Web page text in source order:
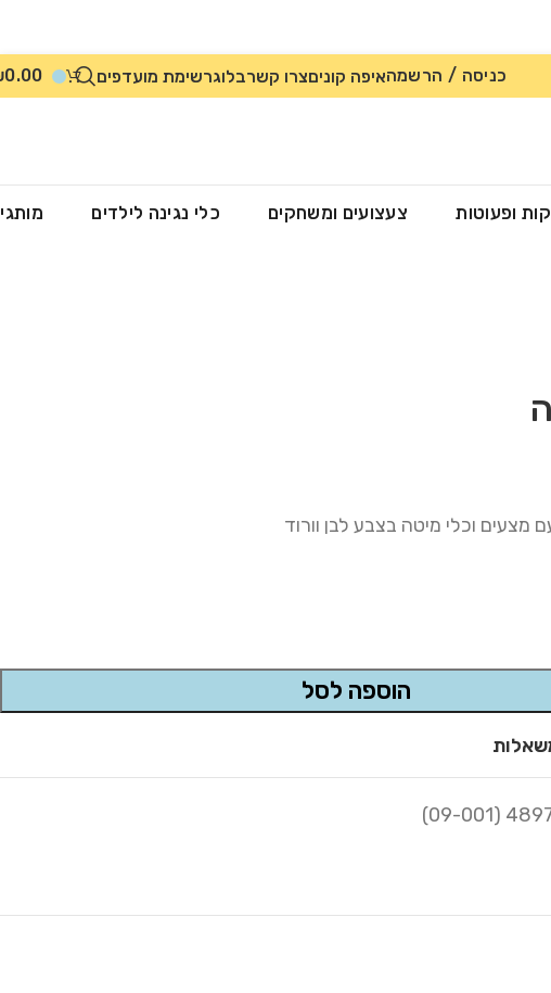
כניסה / הרשמהאיפה קוניםצרו קשרבלוגרשימת מועדפים 0.00
ופעוטות צעצועים ומשחקים כלי נגינה לילדים
מצעים וכלי מיטה בצבע לבן וורוד
הוספה לסל